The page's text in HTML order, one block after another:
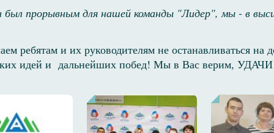
был прорывным для нашей команды "Лидер", мы - в
ребятам и их руководителям не останавливаться на
идей и дальнейших побед! Мы в Вас верим,